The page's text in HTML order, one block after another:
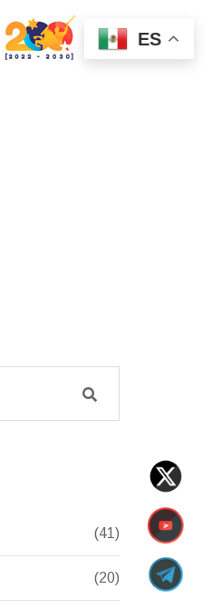
(41)
(20)
ES